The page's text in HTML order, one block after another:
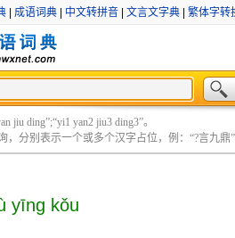
成语词典 中文转拼音 文言文字典 繁体字转
jiu ding”;“yi1 yan2 jiu3 ding3”。
，分别表示一个或多个汉字占位，例：“?言九鼎”
yīng kǒu